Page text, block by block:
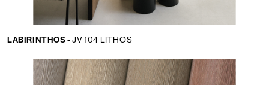
LABIRINTHOS -JV 104 LITHOS